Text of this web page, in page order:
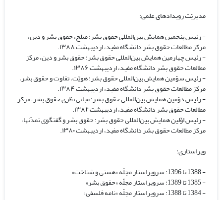
مدیریّت رویدادهای علمی:
- رئیس پنجمین همایش بین‌المللی حقوق بشر: صلح، حقوق بشر و دین،
مرکز مطالعات حقوق بشر دانشگاه مفید، اردیبهشت ۱۳۸۸.
- رئیس چهارمین همایش بین‌المللی حقوق بشر: حقوق بشر و دین، مرکز
مطالعات حقوق بشر دانشگاه مفید، اردیبهشت ۱۳۸۶.
- رئیس سوّمین همایش بین‌المللی حقوق بشر: هویّت، تفاوت و حقوق بشر،
مرکز مطالعات حقوق بشر دانشگاه مفید، اردیبهشت ۱۳۸۴.
- رئیس دوّمین همایش بین‌المللی حقوق بشر: مبانی نظری حقوق بشر، مرکز
مطالعات حقوق بشر دانشگاه مفید، اردیبهشت ۱۳۸۲.
- رئیس اوّلین همایش بین‌المللی حقوق بشر: حقوق بشر و گفتگوی تمدّنها،
مرکز مطالعات حقوق بشر دانشگاه مفید، اردیبهشت ۱۳۸۰.
ویراستاری:
- 1388 تا 1396: سرویراستار مجلّه «هستی و شناخت»
- 1385 تا 1389: سرویراستار مجلّه «حقوق بشر»
- 1384 تا 1388: سرویراستار مجلّه «نامه فلسفی»